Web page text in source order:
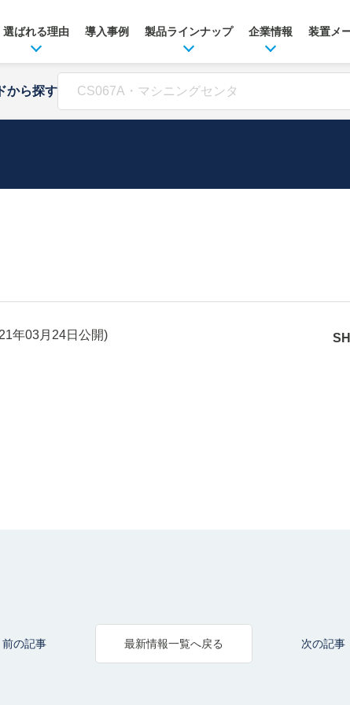
選ばれる理由 導入事例 製品ラインナップ 企業情報 装置メ
から探す
年03月24日 公開)
前の記事 最新情報一覧へ戻る 次の記事